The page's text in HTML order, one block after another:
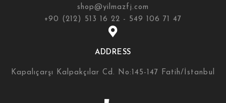
shop@yilmazfj.com
+90 (212) 513 16 22 - 549 106 71 47
ADDRESS
Kapalıçarşı Kalpakçılar Cd. No:145-147 Fatih/İstanbul